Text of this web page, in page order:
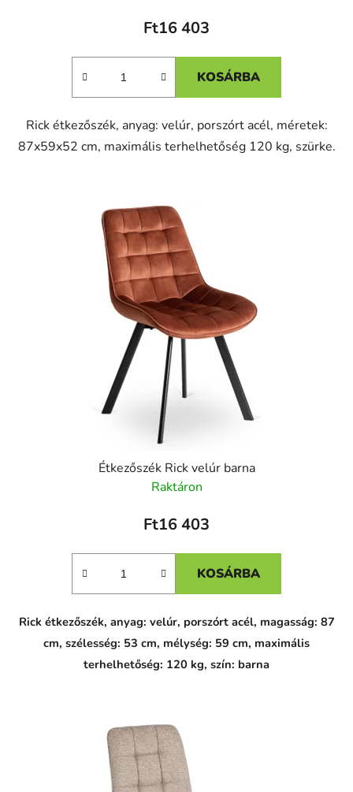
Ft16 403
KOSÁRBA
Rick étkezőszék, anyag: velúr, porszórt acél, méretek:
87x59x52 cm, maximális terhelhetőség 120 kg, szürke.
Étkezőszék Rick velúr barna
Raktáron
Ft16 403
KOSÁRBA
Rick étkezőszék, anyag: velúr, porszórt acél, magasság: 87
cm, szélesség: 53 cm, mélység: 59 cm, maximális
terhelhetőség: 120 kg, szín: barna